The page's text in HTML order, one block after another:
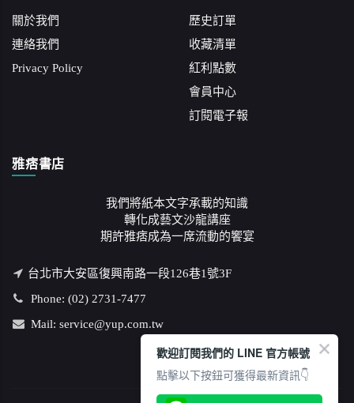
關於我們
連絡我們
Privacy Policy
歷史訂單
收藏清單
紅利點數
會員中心
訂閱電子報
雅痞書店
我們將紙本文字承載的知識
轉化成藝文沙龍講座
期許雅痞成為一席流動的饗宴
台北市大安區復興南路一段126巷1號3F
Phone: (02) 2731-7477
Mail: service@yup.com.tw
歡迎訂閱我們的 LINE 官方帳號
點擊以下按鈕可獲得最新資訊👇